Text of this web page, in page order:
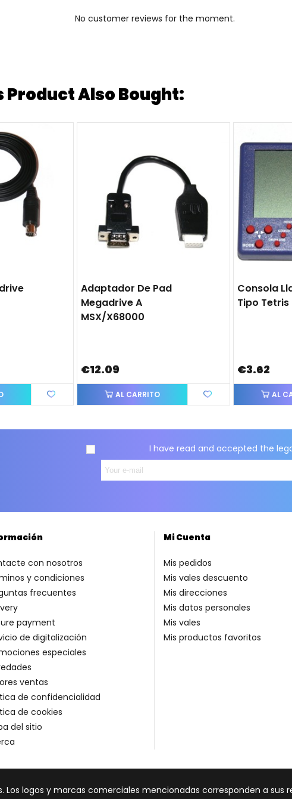
No customer reviews for the moment.
Product Also Bought:
Adaptador De Pad
Megadrive A
MSX/X68000
€12.09
AL CARRITO
Consola
Tipo Tetris
€3.62
AL
I have read and accepted the
con nosotros
y condiciones
frecuentes
payment
de digitalización
especiales
ventas
de confidencialidad
de cookies
del sitio
Mi Cuenta
Mis pedidos
Mis vales descuento
Mis direcciones
Mis datos personales
Mis vales
Mis productos favoritos
Los logos y marcas comerciales mencionadas corresponden a sus